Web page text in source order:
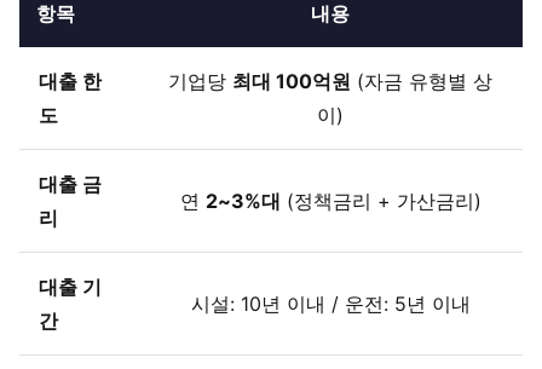
항목 내용
대출 한
도
기업당 최대 100억원 (자금 유형별 상
이)
대출 금
리
연 2~3%대 (정책금리 + 가산금리)
대출 기
간
시설: 10년 이내 / 운전: 5년 이내